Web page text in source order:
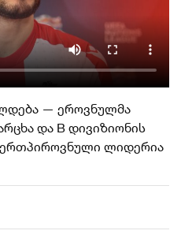
— ეროვნულმა
და B დივიზიონის
ლიდერია